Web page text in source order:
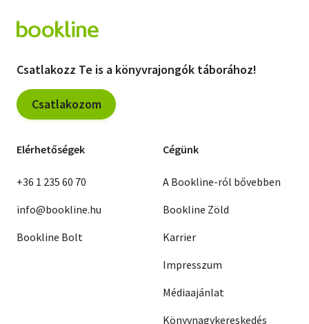
Csatlakozz Te is a könyvrajongók táborához!
Csatlakozom
Elérhetőségek
+36 1 235 60 70
info@bookline.hu
Bookline Bolt
Cégünk
A Bookline-ról bővebben
Bookline Zöld
Karrier
Impresszum
Médiaajánlat
Könyvnagykereskedés